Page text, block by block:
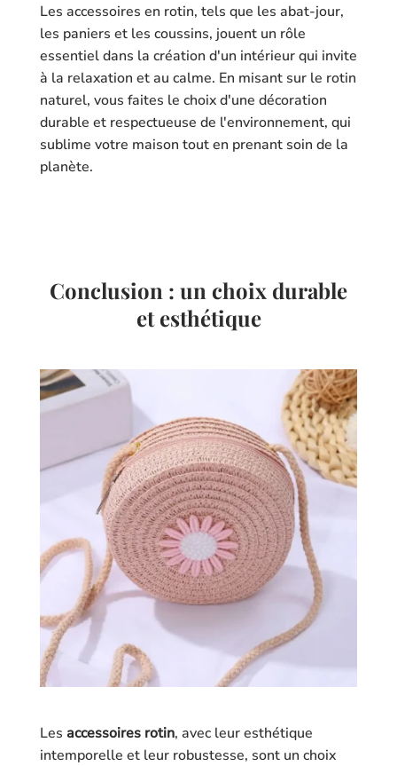
Les accessoires en rotin, tels que les abat-jour,
les paniers et les coussins, jouent un rôle
essentiel dans la création d'un intérieur qui invite
à la relaxation et au calme. En misant sur le rotin
naturel, vous faites le choix d'une décoration
durable et respectueuse de l'environnement, qui
sublime votre maison tout en prenant soin de la
planète.
Conclusion : un choix durable
et esthétique
Les accessoires rotin, avec leur esthétique
intemporelle et leur robustesse, sont un choix